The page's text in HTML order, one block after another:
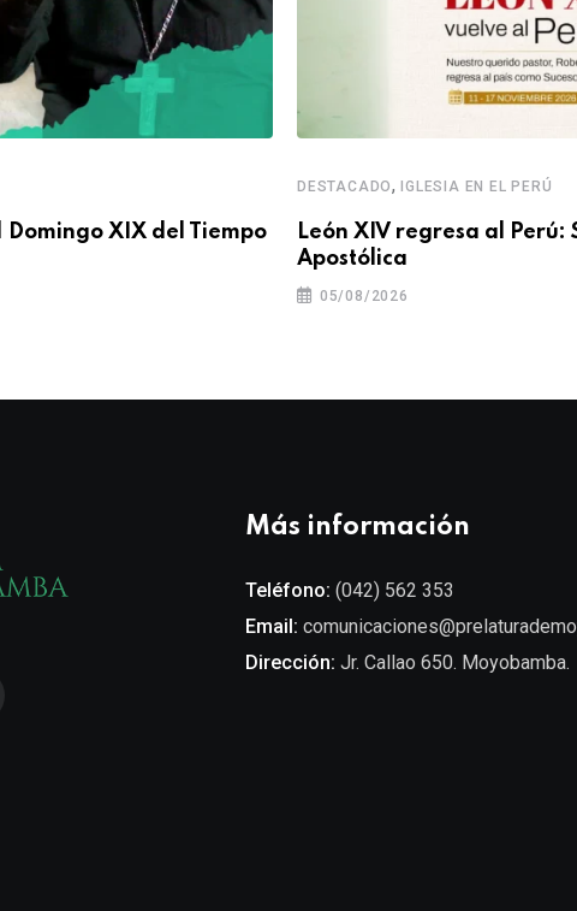
XIX del Tiempo
DESTACADO,IGLESIA EN EL PERÚ
León XIV regresa al
Apostólica
05/08/2026
Más información
Teléfono: (042) 562 353
Email:
Dirección: Jr. Callao 650. Moyobamba.